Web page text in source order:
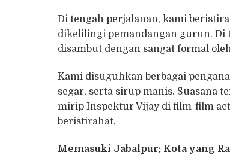
​Di tengah perjalanan, kami
dikelilingi pemandangan gurun. Di
disambut dengan sangat formal
​Kami disuguhkan berbagai
segar, serta sirup manis. Suasana
mirip Inspektur Vijay di film-film
beristirahat.
Memasuki Jabalpur: Kota yang